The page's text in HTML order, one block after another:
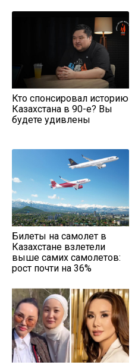
Кто спонсировал историю
Казахстана в 90-е? Вы
будете удивлены
Билеты на самолет в
Казахстане взлетели
выше самих самолетов:
рост почти на 36%